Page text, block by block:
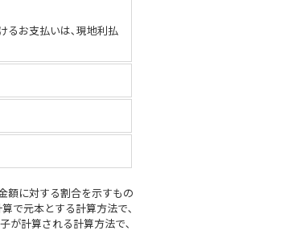
るお支払いは､現地利払
額に対する割合を示すもの
で元本とする計算方法で､
が計算される計算方法で､